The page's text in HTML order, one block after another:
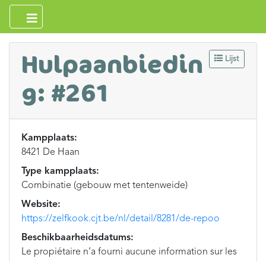
Lijst
Hulpaanbiedin
g: #261
Kampplaats:
8421 De Haan
Type kampplaats:
Combinatie (gebouw met tentenweide)
Website:
https://zelfkook.cjt.be/nl/detail/8281/de-repoo
Beschikbaarheidsdatums:
Le propiétaire n’a fourni aucune information sur les